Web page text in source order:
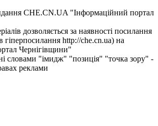
CHE.CN.UA "Інформаційний портал
дозволяється за наявності посилання
гіперпосилання http://che.cn.ua) на
Чернiгiвщини"
словами "імидж" "позиція" "точка зору" -
реклами